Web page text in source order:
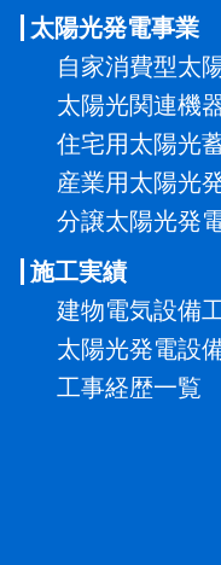
太陽光発電事業
自家消費型太
太陽光関連機
住宅用太陽光
産業用太陽光
分譲太陽光発
施工実績
建物電気設備
太陽光発電設
工事経歴一覧